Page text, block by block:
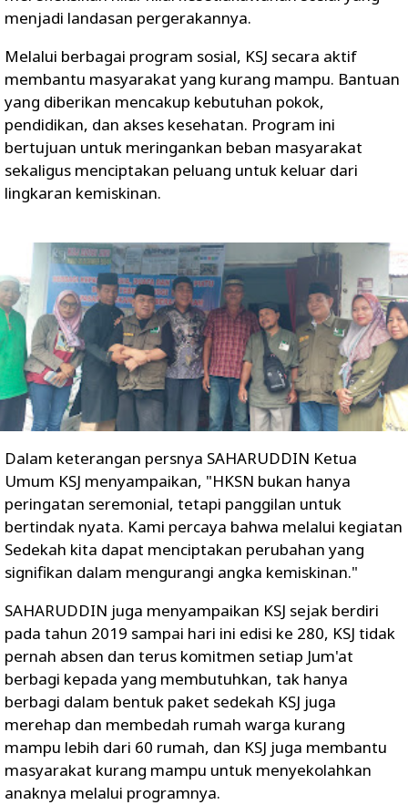
menjadi landasan pergerakannya.
Melalui berbagai program sosial, KSJ secara aktif
membantu masyarakat yang kurang mampu. Bantuan
yang diberikan mencakup kebutuhan pokok,
pendidikan, dan akses kesehatan. Program ini
bertujuan untuk meringankan beban masyarakat
sekaligus menciptakan peluang untuk keluar dari
lingkaran kemiskinan.
Dalam keterangan persnya SAHARUDDIN Ketua
Umum KSJ menyampaikan, "HKSN bukan hanya
peringatan seremonial, tetapi panggilan untuk
bertindak nyata. Kami percaya bahwa melalui kegiatan
Sedekah kita dapat menciptakan perubahan yang
signifikan dalam mengurangi angka kemiskinan."
SAHARUDDIN juga menyampaikan KSJ sejak berdiri
pada tahun 2019 sampai hari ini edisi ke 280, KSJ tidak
pernah absen dan terus komitmen setiap Jum'at
berbagi kepada yang membutuhkan, tak hanya
berbagi dalam bentuk paket sedekah KSJ juga
merehap dan membedah rumah warga kurang
mampu lebih dari 60 rumah, dan KSJ juga membantu
masyarakat kurang mampu untuk menyekolahkan
anaknya melalui programnya.